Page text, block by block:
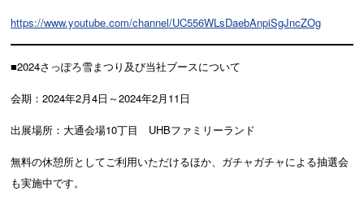
https://www.youtube.com/channel/UC556WLsDaebAnpiSgJncZOg
■2024さっぽろ雪まつり及び当社ブースについて
会期：2024年2月4日～2024年2月11日
出展場所：大通会場10丁目 UHBファミリーランド
無料の休憩所としてご利用いただけるほか、ガチャガチャによる抽選会
も実施中です。